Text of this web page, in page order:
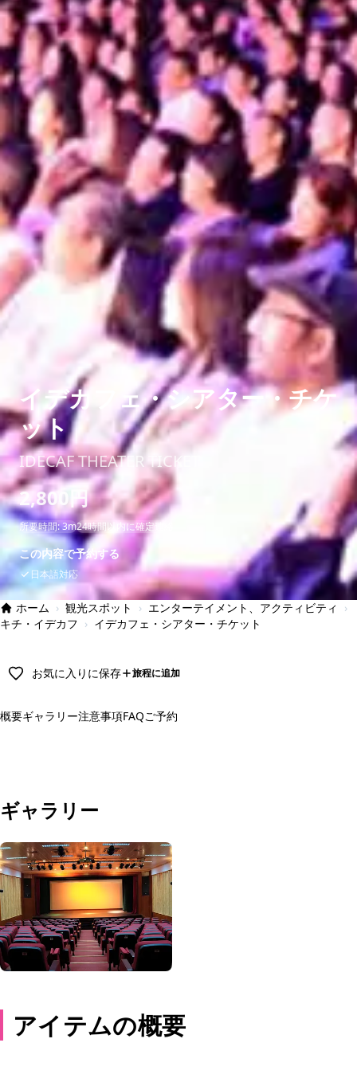
イデカフェ・シアター・チケ
ット
IDECAF THEATER TICKET
2,800円
所要時間: 3m24時間以内に確定連絡
この内容で予約する
日本語対応
ホーム › 観光スポット › エンターテイメント、アクティビティ
›
キチ・イデカフ › イデカフェ・シアター・チケット
お気に入りに保存 旅程に追加
概要ギャラリー注意事項FAQご予約
ギャラリー
アイテムの概要